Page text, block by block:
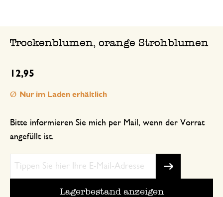
Trockenblumen, orange Strohblumen
12,95
Bitte informieren Sie mich per Mail, wenn der Vorrat
angefüllt ist.
Lagerbestand anzeigen
Nur im Laden erhältlich